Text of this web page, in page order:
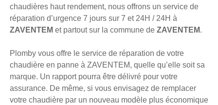
chaudières haut rendement, nous offrons un service de
réparation d’urgence 7 jours sur 7 et 24H / 24H à
ZAVENTEM et partout sur la commune de ZAVENTEM.
Plomby vous offre le service de réparation de votre
chaudière en panne à ZAVENTEM, quelle qu’elle soit sa
marque. Un rapport pourra être délivré pour votre
assurance. De même, si vous envisagez de remplacer
votre chaudière par un nouveau modèle plus économique